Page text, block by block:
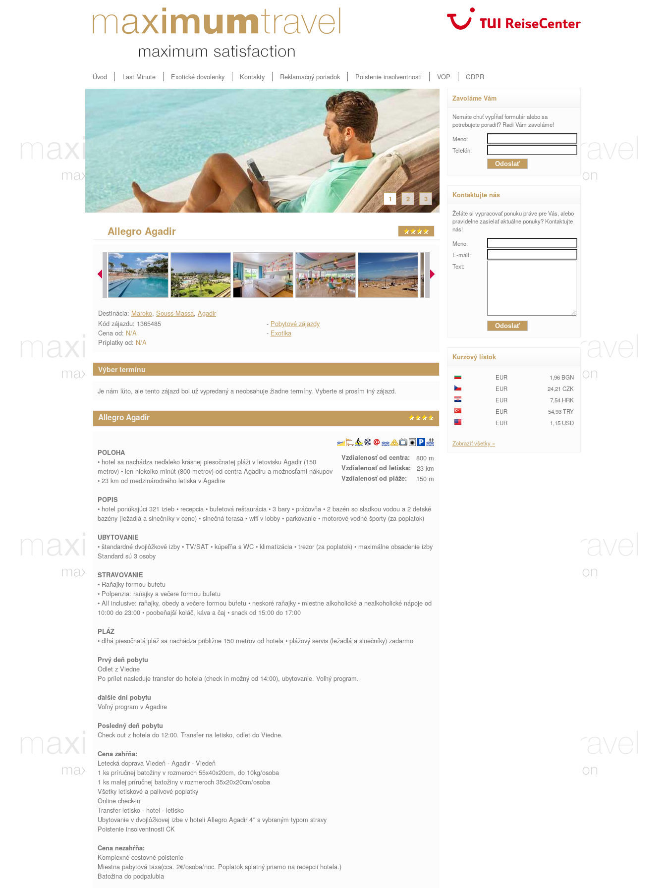
Úvod Last Minute Exotické dovolenky Kontakty Reklamačný poriadok Poistenie insolventnosti VOP GDPR
1 2 3
Allegro Agadir
Destinácia: Maroko, Souss-Massa, Agadir
Kód zájazdu: 1365485
Cena od: N/A
Príplatky od: N/A
- Pobytové zájazdy
- Exotika
Výber termínu
Je nám ľúto, ale tento zájazd bol už vypredaný a neobsahuje žiadne termíny. Vyberte si prosím iný zájazd.
Allegro Agadir
Vzdialenosť od centra: 800 m
Vzdialenosť od letiska: 23 km
Vzdialenosť od pláže: 150 m
POLOHA
• hotel sa nachádza neďaleko krásnej piesočnatej pláži v letovisku Agadir (150
metrov) • len niekoľko minút (800 metrov) od centra Agadiru a možnosťami nákupov
• 23 km od medzinárodného letiska v Agadire
POPIS
• hotel ponúkajúci 321 izieb • recepcia • bufetová reštaurácia • 3 bary • práčovňa • 2 bazén so sladkou vodou a 2 detské
bazény (ležadlá a slnečníky v cene) • slnečná terasa • wifi v lobby • parkovanie • motorové vodné športy (za poplatok)
UBYTOVANIE
• štandardné dvojlôžkové izby • TV/SAT • kúpeľňa s WC • klimatizácia • trezor (za poplatok) • maximálne obsadenie izby
Standard sú 3 osoby
STRAVOVANIE
• Raňajky formou bufetu
• Polpenzia: raňajky a večere formou bufetu
• All inclusive: raňajky, obedy a večere formou bufetu • neskoré raňajky • miestne alkoholické a nealkoholické nápoje od
10:00 do 23:00 • poobeňajší koláč, káva a čaj • snack od 15:00 do 17:00
PLÁŽ
• dlhá piesočnatá pláž sa nachádza približne 150 metrov od hotela • plážový servis (ležadlá a slnečníky) zadarmo
Prvý deň pobytu
Odlet z Viedne
Po prílet nasleduje transfer do hotela (check in možný od 14:00), ubytovanie. Voľný program.
ďalšie dni pobytu
Voľný program v Agadire
Posledný deň pobytu
Check out z hotela do 12:00. Transfer na letisko, odlet do Viedne.
Cena zahŕňa:
Letecká doprava Viedeň - Agadir - Viedeň
1 ks príručnej batožiny v rozmeroch 55x40x20cm, do 10kg/osoba
1 ks malej príručnej batožiny v rozmeroch 35x20x20cm/osoba
Všetky letiskové a palivové poplatky
Online check-in
Transfer letisko - hotel - letisko
Ubytovanie v dvojlôžkovej izbe v hoteli Allegro Agadir 4* s vybraným typom stravy
Poistenie insolventnosti CK
Cena nezahŕňa:
Komplexné cestovné poistenie
Miestna pabytová taxa(cca. 2€/osoba/noc. Poplatok splatný priamo na recepcii hotela.)
Batožina do podpalubia
Zavoláme Vám
Nemáte chuť vypĺňať formulár alebo sa
potrebujete poradiť? Radi Vám zavoláme!
Meno:
Telefón:
Kontaktujte nás
Želáte si vypracovať ponuku práve pre Vás, alebo
pravidelne zasielať aktuálne ponuky? Kontaktujte
nás!
Meno:
E-mail:
Text:
Kurzový lístok
EUR
1,96 BGN
EUR
24,21 CZK
EUR
7,54 HRK
EUR
54,93 TRY
EUR
1,15 USD
Zobraziť všetky »